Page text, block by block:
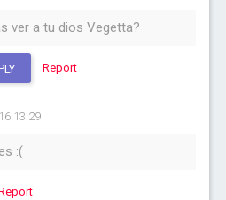
ver a tu dios Vegetta?
Report
13:29
:(